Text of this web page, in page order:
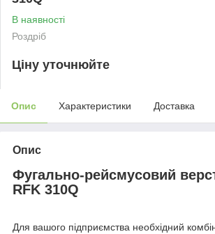
В наявності
Роздріб
Ціну уточнюйте
Опис Характеристики Доставка
Опис
Фугально-рейсмусовий
RFK 310Q
Для вашого підприємства необхідний